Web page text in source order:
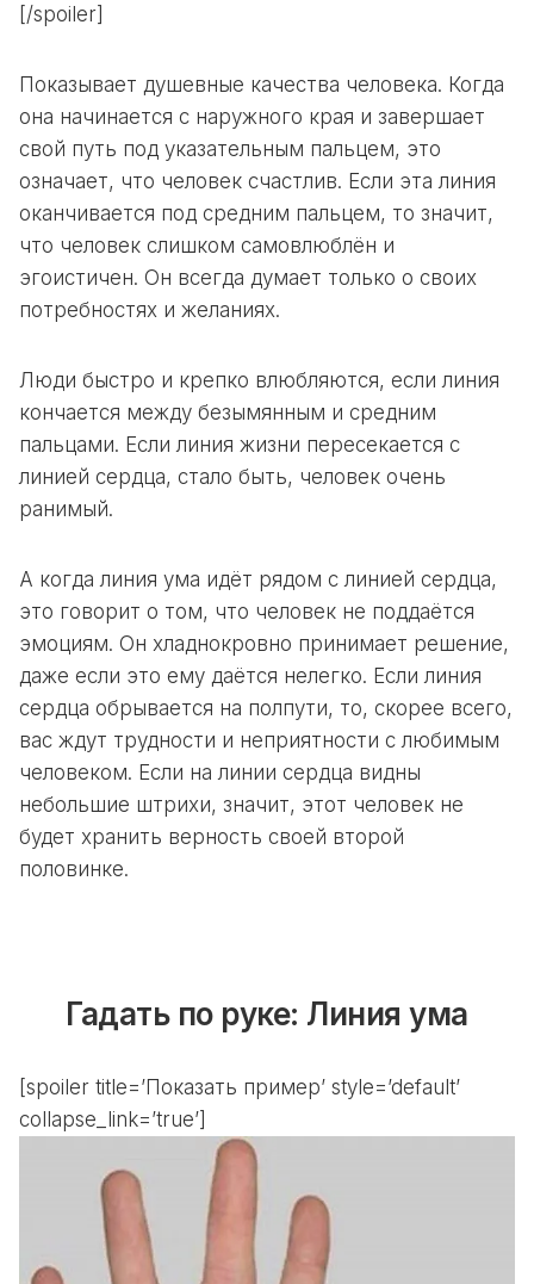
[/spoiler]
Показывает душевные качества человека. Когда
она начинается с наружного края и завершает
свой путь под указательным пальцем, это
означает, что человек счастлив. Если эта линия
оканчивается под средним пальцем, то значит,
что человек слишком самовлюблён и
эгоистичен. Он всегда думает только о своих
потребностях и желаниях.
Люди быстро и крепко влюбляются, если линия
кончается между безымянным и средним
пальцами. Если линия жизни пересекается с
линией сердца, стало быть, человек очень
ранимый.
А когда линия ума идёт рядом с линией сердца,
это говорит о том, что человек не поддаётся
эмоциям. Он хладнокровно принимает решение,
даже если это ему даётся нелегко. Если линия
сердца обрывается на полпути, то, скорее всего,
вас ждут трудности и неприятности с любимым
человеком. Если на линии сердца видны
небольшие штрихи, значит, этот человек не
будет хранить верность своей второй
половинке.
Гадать по руке: Линия ума
[spoiler title=’Показать пример’ style=’default’
collapse_link=’true’]